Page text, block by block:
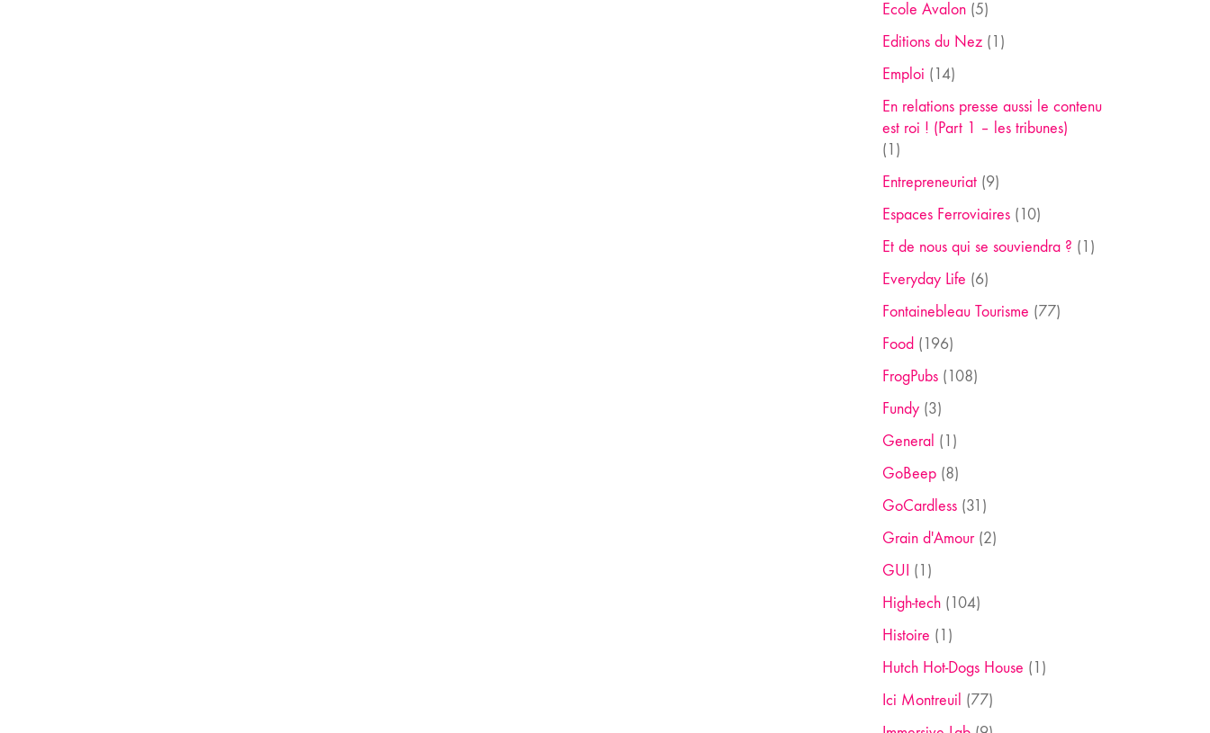
Ecole Avalon(5)
Editions du Nez(1)
Emploi (14)
En relations presse aussi le contenu
est roi ! (Part 1 – les tribunes)
(1)
Entrepreneuriat(9)
Espaces Ferroviaires(10)
Et de nous qui se souviendra ? (1)
Everyday Life (6)
Fontainebleau Tourisme (77)
Food (196)
FrogPubs(108)
Fundy(3)
General (1)
GoBeep(8)
GoCardless(31)
Grain d'Amour(2)
GUI (1)
High-tech(104)
Histoire (1)
Hutch Hot-Dogs House (1)
Ici Montreuil (77)